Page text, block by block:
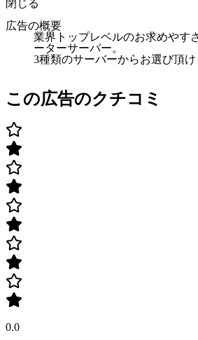
閉じる
広告の概要
業界トップレベルのお求めやす
ーターサーバー。
3種類のサーバーからお選び頂け
この広告のクチコミ
0.0